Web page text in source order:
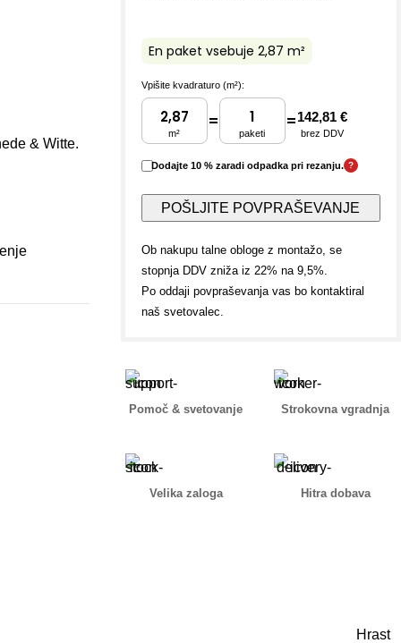
& Witte.
En paket vsebuje 2,87 m²
Vpišite kvadraturo (m²):
m²
=
paketi
=142,81 €
brez DDV
Dodajte 10 % zaradi odpadka pri rezanju. ?
POŠLJITE POVPRAŠEVANJE
Ob nakupu talne obloge z montažo, se
stopnja DDV zniža iz 22% na 9,5%.
Po oddaji povpraševanja vas bo kontaktiral
naš svetovalec.
Pomoč & svetovanje Strokovna vgradnja
Velika zaloga Hitra dobava
Hrast